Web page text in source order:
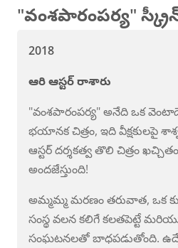
"వంశపారంపర్య" స్క్రీన్
2018
ఆరి ఆస్టర్ రాశారు
"వంశపారంపర్య" అనేది ఒక
భయానక చిత్రం, ఇది వీక్షకులపై
ఆస్టర్ దర్శకత్వ తొలి చిత్రం
అందజేస్తుంది!
అమ్మమ్మ మరణం తరువాత, ఒక
సంస్థ వలన కలిగే కలతపెట్టే
సంఘటనలతో బాధపడుతోంది.